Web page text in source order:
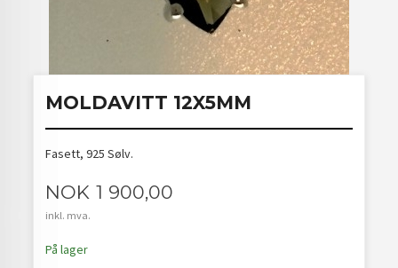
MOLDAVITT 12X5MM
Fasett, 925 Sølv.
Pris
NOK 1 900,00
inkl. mva.
På lager